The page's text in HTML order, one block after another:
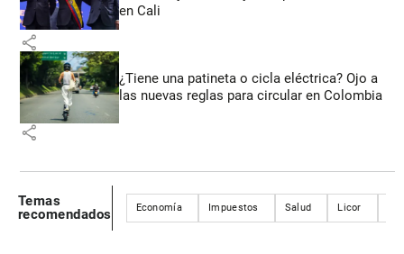
en Cali
share
¿Tiene una patineta o cicla eléctrica? Ojo a
las nuevas reglas para circular en Colombia
share
Temas
recomendados
Economía Impuestos Salud Licor